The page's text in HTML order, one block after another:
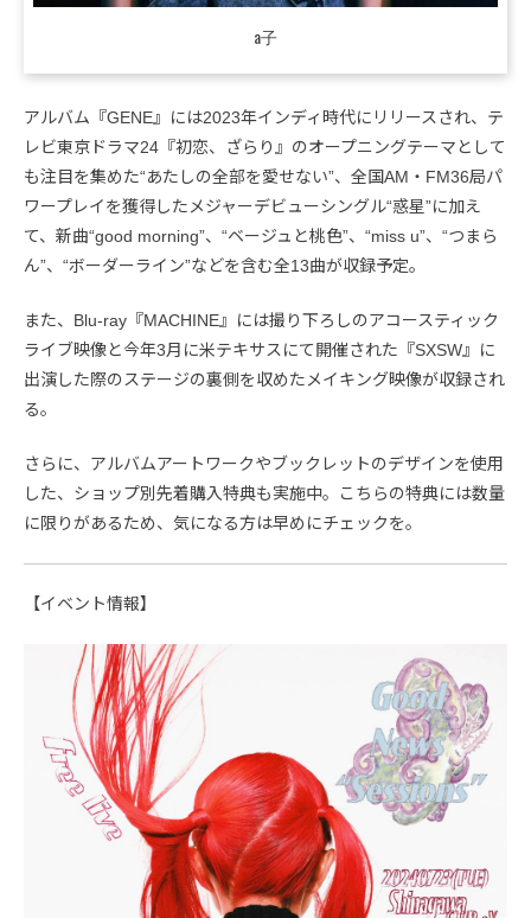
a子
アルバム『GENE』には2023年インディ時代にリリースされ、テ
レビ東京ドラマ24『初恋、ざらり』のオープニングテーマとして
も注目を集めた“あたしの全部を愛せない”、全国AM・FM36局パ
ワープレイを獲得したメジャーデビューシングル“惑星”に加え
て、新曲“good morning”、“ベージュと桃色”、“miss u”、“つまら
ん”、“ボーダーライン”などを含む全13曲が収録予定。
また、Blu-ray『MACHINE』には撮り下ろしのアコースティック
ライブ映像と今年3月に米テキサスにて開催された『SXSW』に
出演した際のステージの裏側を収めたメイキング映像が収録され
る。
さらに、アルバムアートワークやブックレットのデザインを使用
した、ショップ別先着購入特典も実施中。こちらの特典には数量
に限りがあるため、気になる方は早めにチェックを。
【イベント情報】